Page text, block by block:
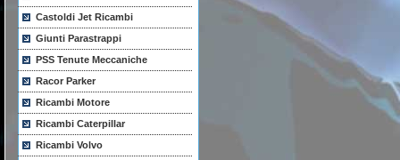
Castoldi Jet Ricambi
Giunti Parastrappi
PSS Tenute Meccaniche
Racor Parker
Ricambi Motore
Ricambi Caterpillar
Ricambi Volvo